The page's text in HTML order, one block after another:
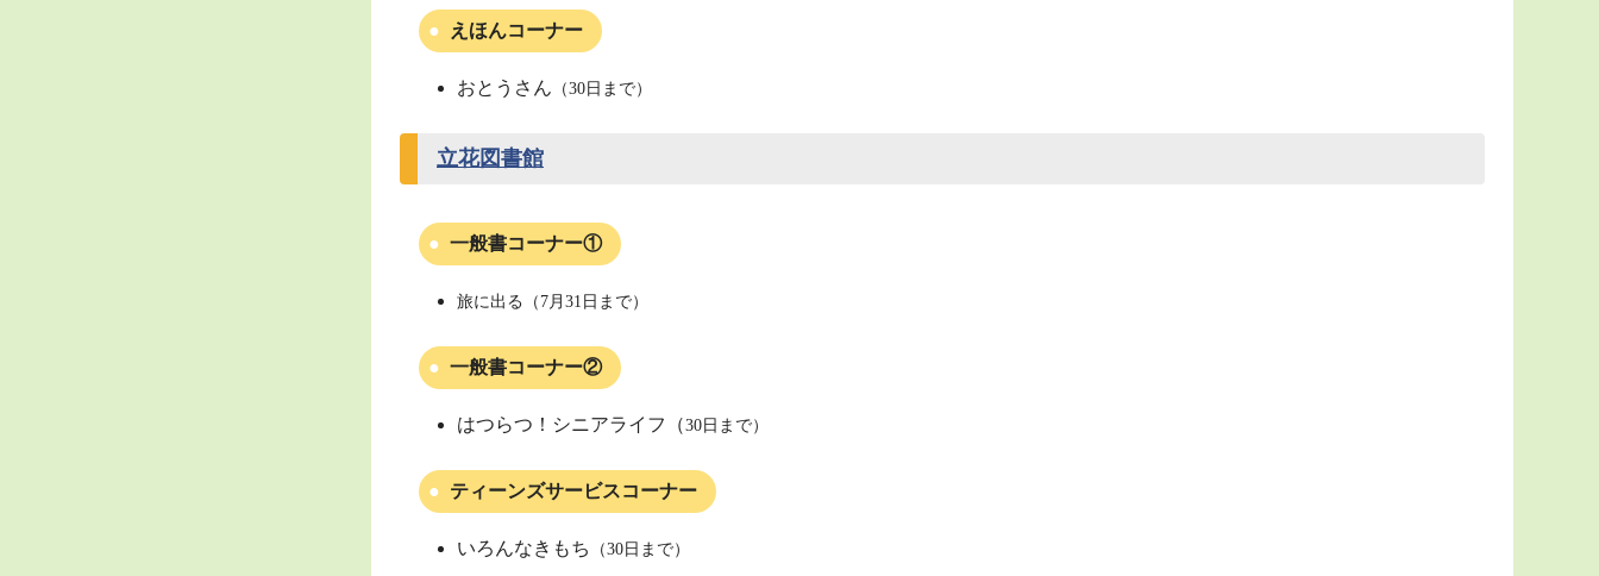
えほんコーナー
おとうさん （30日まで）
立花図書館
一般書コーナー①
旅に出る（7月31日まで）
一般書コーナー②
はつらつ！シニアライフ（30日まで）
ティーンズサービスコーナー
いろんなきもち （30日まで）